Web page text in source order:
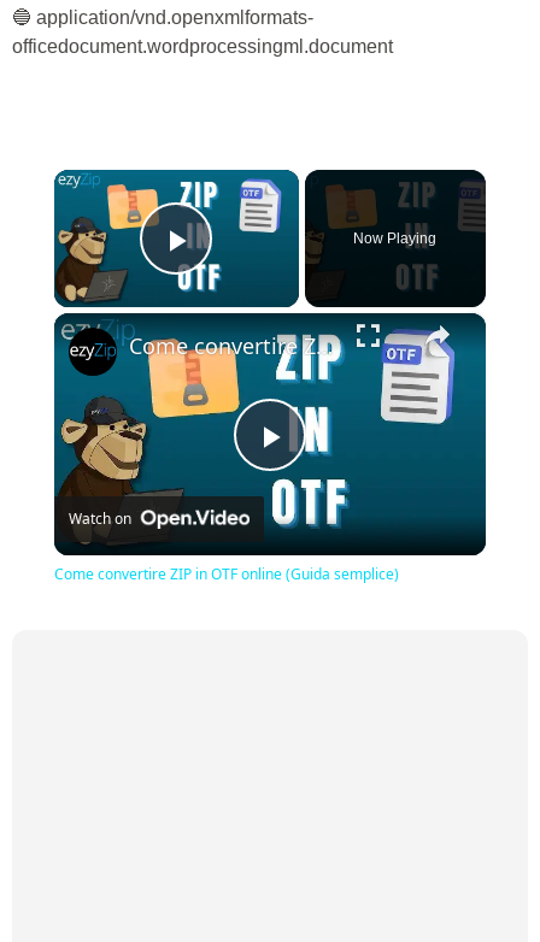
🔵 application/vnd.openxmlformats-
officedocument.wordprocessingml.document
×
Play Video
Now Playing
×
Play
Video
Come convertire ZIP in OTF online (Guida semplice)
Watch on
Come convertire ZIP in OTF online (Guida semplice)